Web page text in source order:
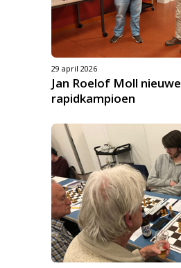
29 april 2026
Jan Roelof Moll nieuwe
rapidkampioen